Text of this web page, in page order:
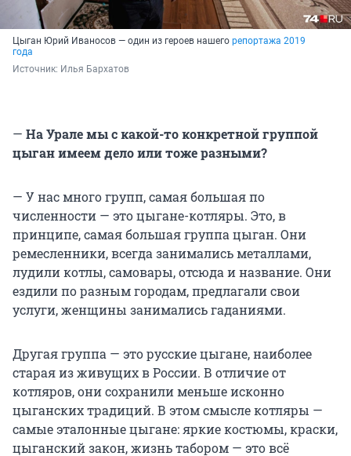
Цыган Юрий Иваносов — один из героев нашего репортажа 2019
года
Источник: Илья Бархатов
— На Урале мы с какой-то конкретной группой
цыган имеем дело или тоже разными?
— У нас много групп, самая большая по
численности — это цыгане-котляры. Это, в
принципе, самая большая группа цыган. Они
ремесленники, всегда занимались металлами,
лудили котлы, самовары, отсюда и название. Они
ездили по разным городам, предлагали свои
услуги, женщины занимались гаданиями.
Другая группа — это русские цыгане, наиболее
старая из живущих в России. В отличие от
котляров, они сохранили меньше исконно
цыганских традиций. В этом смысле котляры —
самые эталонные цыгане: яркие костюмы, краски,
цыганский закон, жизнь табором — это всё